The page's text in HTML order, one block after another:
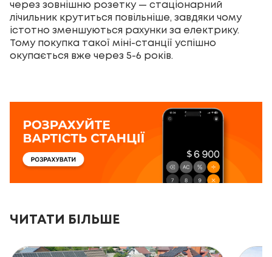
через зовнішню розетку — стаціонарний
лічильник крутиться повільніше, завдяки чому
істотно зменшуються рахунки за електрику.
Тому покупка такої міні-станції успішно
окупається вже через 5-6 років.
ЧИТАТИ БІЛЬШЕ